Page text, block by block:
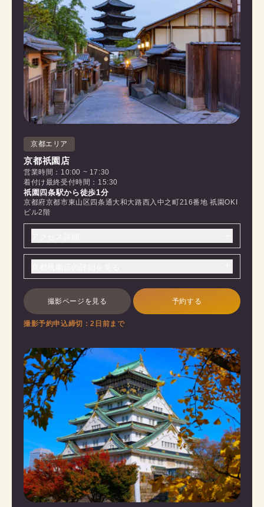
京都エリア
京都祇園店
営業時間：10:00 ~ 17:30
着付け最終受付時間：15:30
祇園四条駅から徒歩1分
京都府京都市東山区四条通大和大路西入中之町216番地 祇園OKI
ビル2階
撮影ページを見る 予約する
撮影予約申込締切：2日前まで